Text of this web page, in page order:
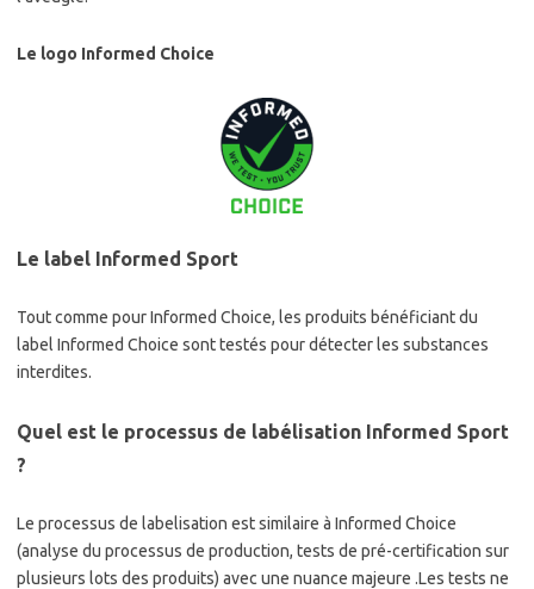
Le logo Informed Choice
Le label Informed Sport
Tout comme pour Informed Choice, les produits bénéficiant du
label Informed Choice sont testés pour détecter les substances
interdites.
Quel est le processus de labélisation Informed Sport
?
Le processus de labelisation est similaire à Informed Choice
(analyse du processus de production, tests de pré-certification sur
plusieurs lots des produits) avec une nuance majeure .Les tests ne